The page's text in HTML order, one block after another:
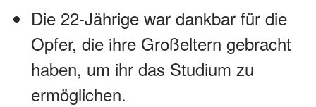
Die 22-Jährige war dankbar für die
Opfer, die ihre Großeltern gebracht
haben, um ihr das Studium zu
ermöglichen.